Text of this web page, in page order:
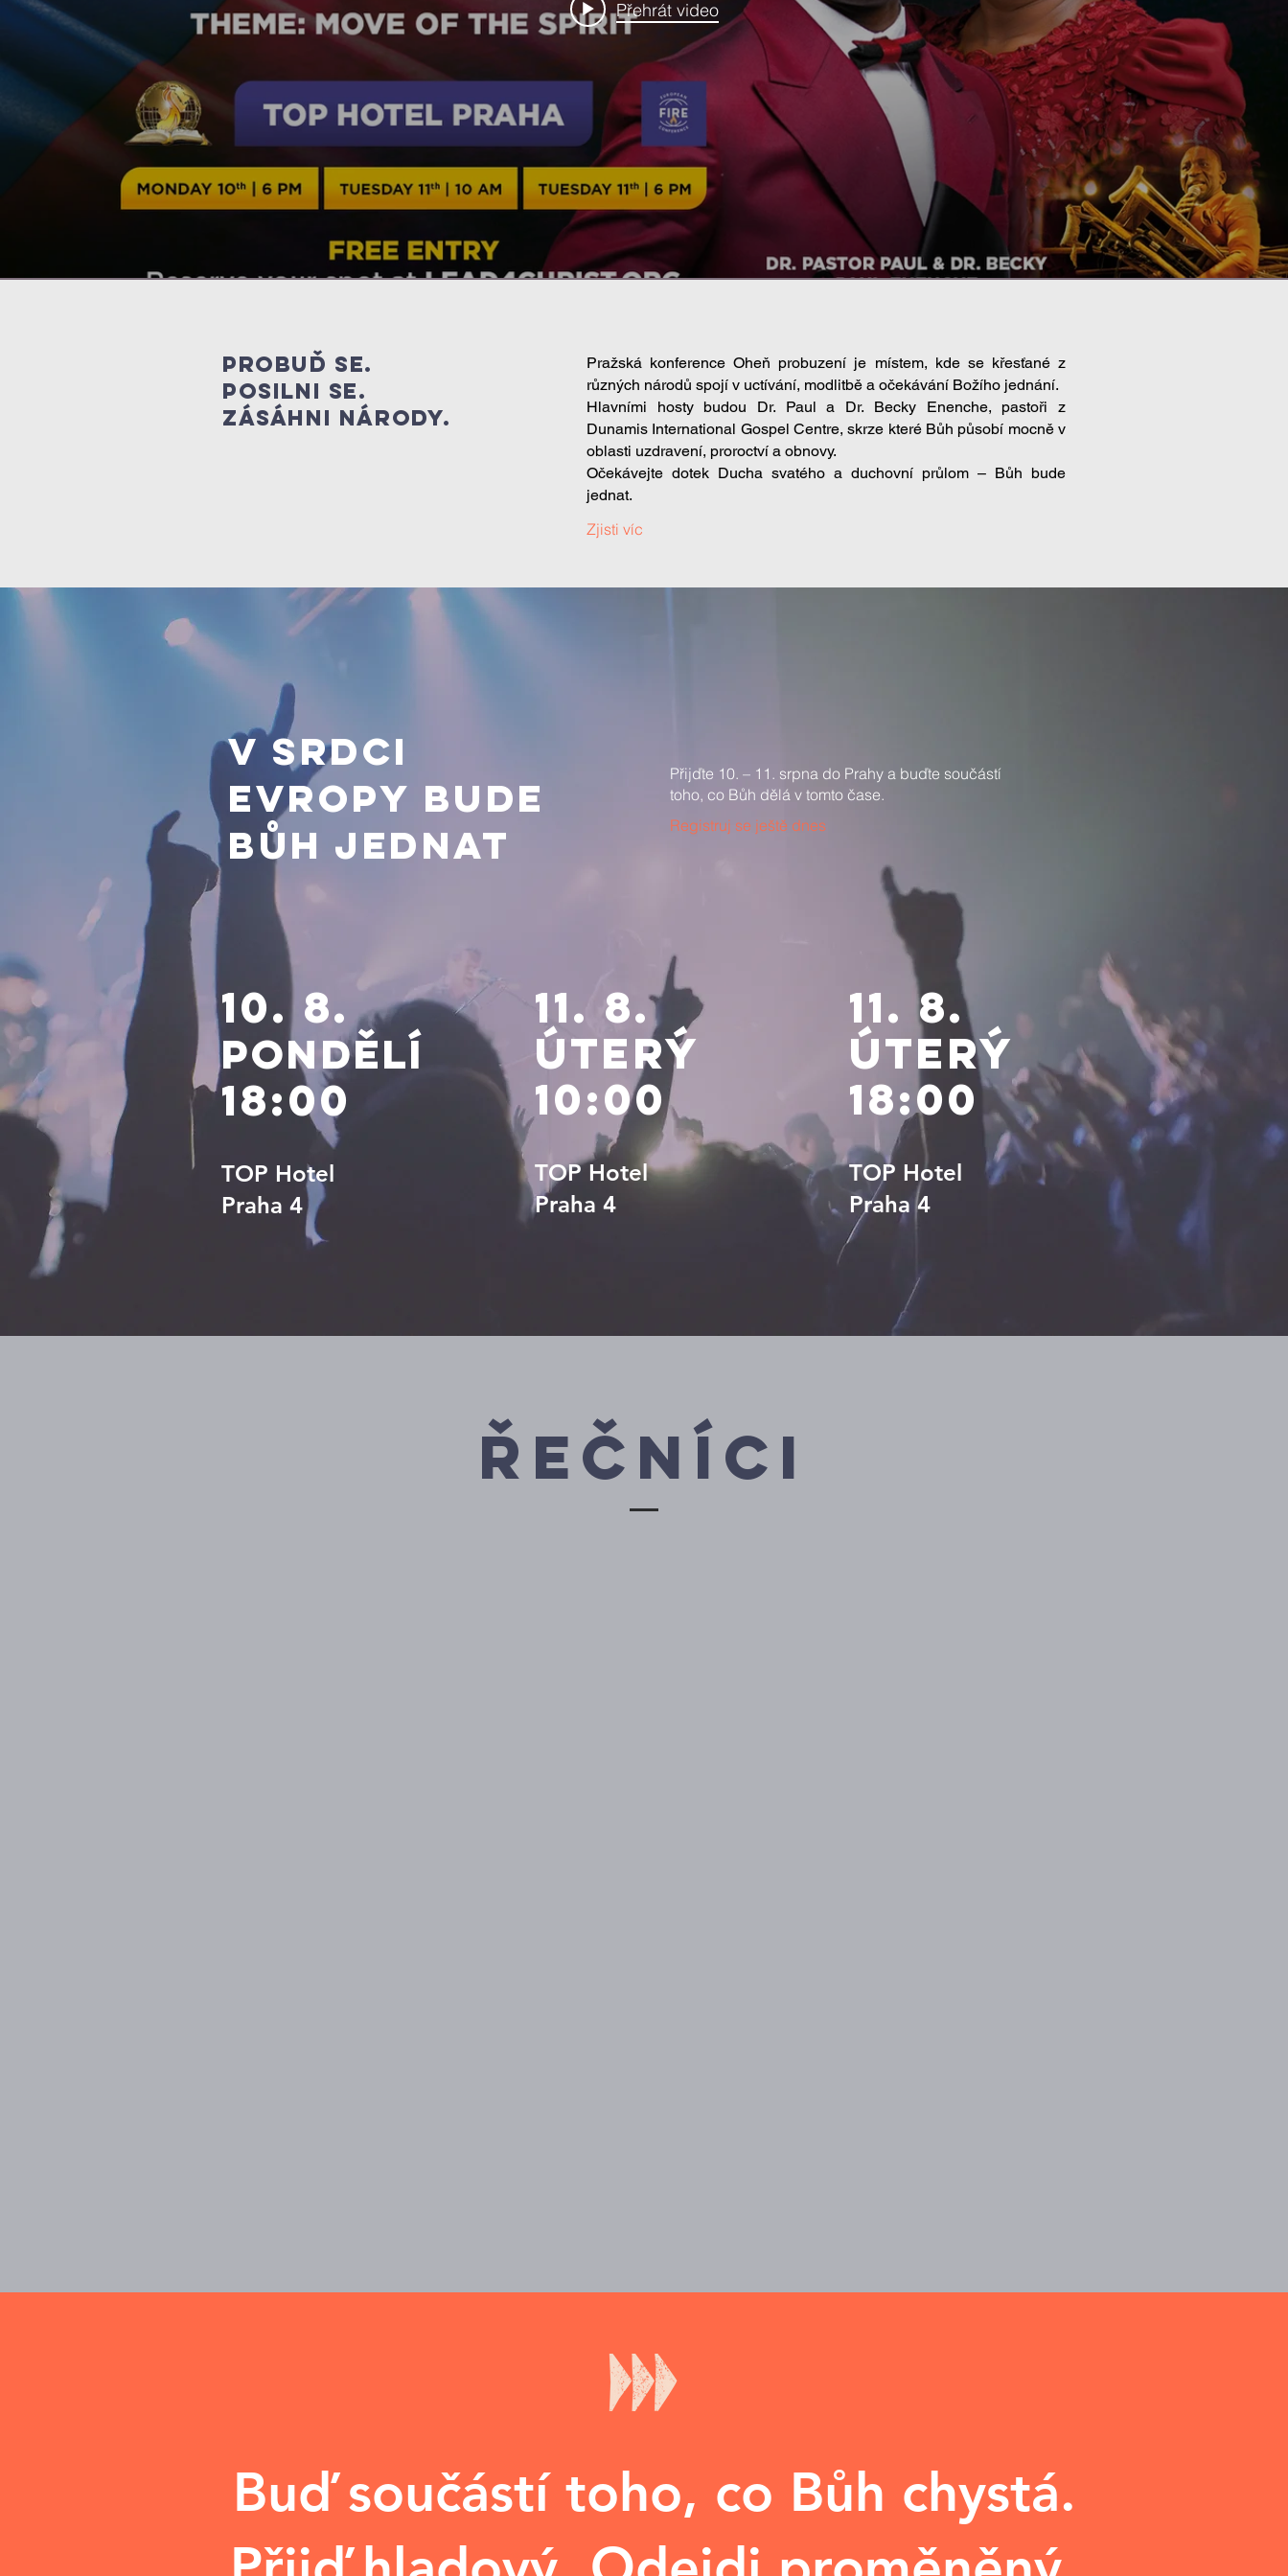
Přehrát video
Probuď se.
Posilni SE.
zásáhni národy.
Pražská konference Oheň probuzení je místem, kde se křesťané z
různých národů spojí v uctívání, modlitbě a očekávání Božího jednání.
Hlavními hosty budou Dr. Paul a Dr. Becky Enenche, pastoři z
Dunamis International Gospel Centre, skrze které Bůh působí mocně v
oblasti uzdravení, proroctví a obnovy.
Očekávejte dotek Ducha svatého a duchovní průlom – Bůh bude
jednat.
Zjisti víc
V srdci
Evropy bude
Bůh jednat
Přijďte 10. – 11. srpna do Prahy a buďte součástí
toho, co Bůh dělá v tomto čase.
Registruj se ještě dnes
10. 8.
Pondělí
18:00
TOP Hotel
Praha 4
11. 8.
úterý
10:00
TOP Hotel
Praha 4
11. 8.
úterý
18:00
TOP Hotel
Praha 4
řečníci
Buď součástí toho, co Bůh chystá.